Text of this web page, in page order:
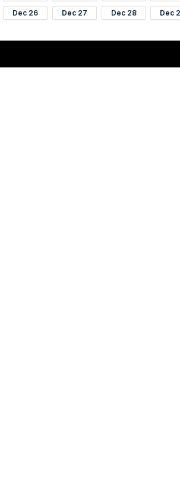
Dec 26 Dec 27 Dec 28 Dec